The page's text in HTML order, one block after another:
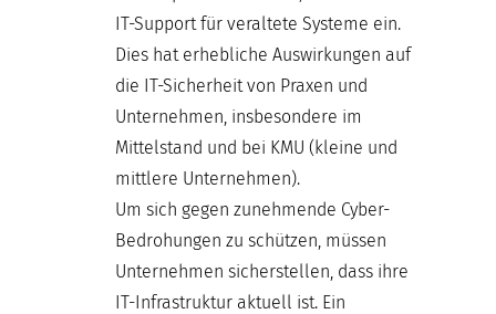
IT-Support für veraltete Systeme ein.
Dies hat erhebliche Auswirkungen auf
die IT-Sicherheit von Praxen und
Unternehmen, insbesondere im
Mittelstand und bei KMU (kleine und
mittlere Unternehmen).
Um sich gegen zunehmende Cyber-
Bedrohungen zu schützen, müssen
Unternehmen sicherstellen, dass ihre
IT-Infrastruktur aktuell ist. Ein